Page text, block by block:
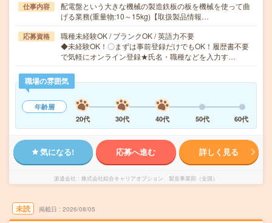
仕事内容
配電盤という大きな機械の製造鉄板の板を機械を使って曲
げる業務(重量物:10～15kg)【取扱製品情報…
応募資格
職種未経験OK / ブランクOK / 英語力不要
◆未経験OK！〇まずは事前登録だけでもOK！履歴書不要
で気軽にオンライン登録★氏名・職種などを入力す…
職場の雰囲気
年齢層
20代
30代 40代 50代 60代
気になる! 応募へ進む 詳しく見る
派遣会社 株式会社綜合キャリアオプション 製造事業部（全国）
未読 掲載日 2026/08/05